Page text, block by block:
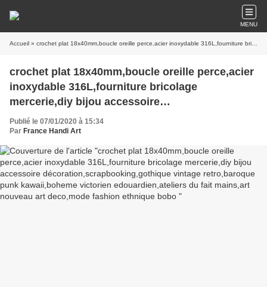
MENU
Accueil » crochet plat 18x40mm,boucle oreille perce,acier inoxydable 316L,fourniture bricolage mercerie,diy bijou accessoire décoration,scrapbooking,gothique vintage retro,baroque punk kawaii,boheme victorien edouardien,ateliers du fait mains,art nouveau art deco,mode fashion ethnique bobo
crochet plat 18x40mm,boucle oreille perce,acier
inoxydable 316L,fourniture bricolage
mercerie,diy bijou accessoire
décoration,scrapbooking,gothique vintage
retro,baroque punk kawaii,boheme victorien
edouardien,ateliers du fait mains,art nouveau art
deco,mode fashion ethnique bobo
Publié le 07/01/2020 à 15:34
Par France Handi Art